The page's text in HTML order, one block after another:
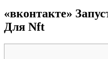
«вконтакте»
Для Nft